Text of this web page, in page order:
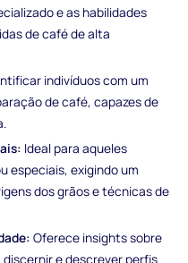
e as habilidades
de café de alta
indivíduos com um
de café, capazes de
Ideal para aqueles
especiais, exigindo um
dos grãos e técnicas de
Oferece insights sobre
e descrever perfis